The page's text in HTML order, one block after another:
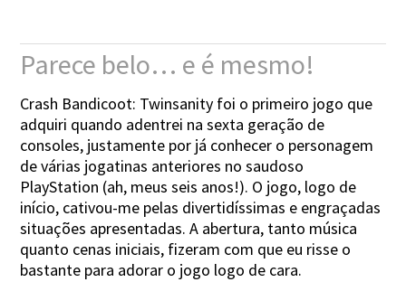
Parece belo… e é mesmo!
Crash Bandicoot: Twinsanity foi o primeiro jogo que
adquiri quando adentrei na sexta geração de
consoles, justamente por já conhecer o personagem
de várias jogatinas anteriores no saudoso
PlayStation (ah, meus seis anos!). O jogo, logo de
início, cativou-me pelas divertidíssimas e engraçadas
situações apresentadas. A abertura, tanto música
quanto cenas iniciais, fizeram com que eu risse o
bastante para adorar o jogo logo de cara.